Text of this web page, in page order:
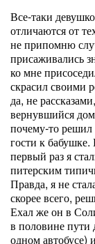
Все-таки
отличаются от
не припомню
присаживались
ко мне
скрасил своими
да, не
вернувшийся
почему-то решил
гости к
первый раз я
питерским
Правда, я не
скорее всего,
Ехал же он в
в половине пути
одном автобусе)